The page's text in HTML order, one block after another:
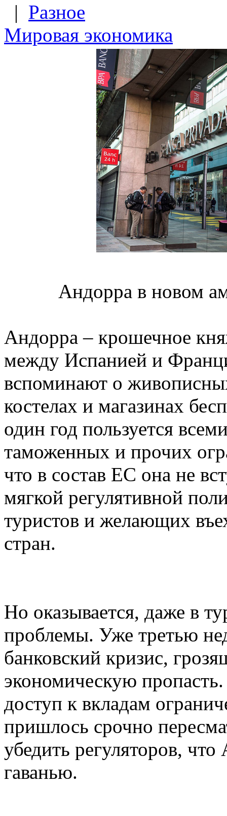
| Разное
Мировая экономика
Андорра в новом
Андорра – крошечное
между Испанией и
вспоминают о
костелах и магазинах
один год пользуется
таможенных и прочих
что в состав ЕС она не
мягкой регулятивной
туристов и желающих
стран.
Но оказывается, даже в
проблемы. Уже третью
банковский кризис,
экономическую
доступ к вкладам
пришлось срочно
убедить регуляторов,
гаванью.